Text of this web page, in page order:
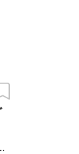
7月22日（水）・7月23日（木）。入場受付は18:30まで。